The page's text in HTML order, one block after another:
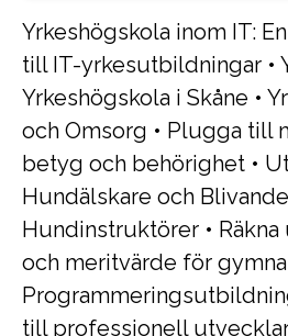
Yrkeshögskola inom IT:
till IT-yrkesutbildningar •
Yrkeshögskola i Skåne •
och Omsorg • Plugga till
betyg och behörighet •
Hundälskare och Blivande
Hundinstruktörer •
och meritvärde för
till professionell